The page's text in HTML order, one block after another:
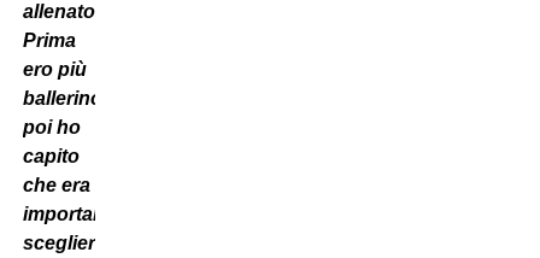
allenatori.
Prima
ero più
ballerino,
poi ho
capito
che era
importante
sceglierlo